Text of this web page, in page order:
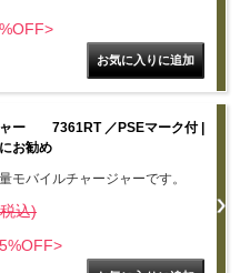
ャー 7361RT ／PSEマーク付 |
お勧め
モバイルチャージャーです。
込)